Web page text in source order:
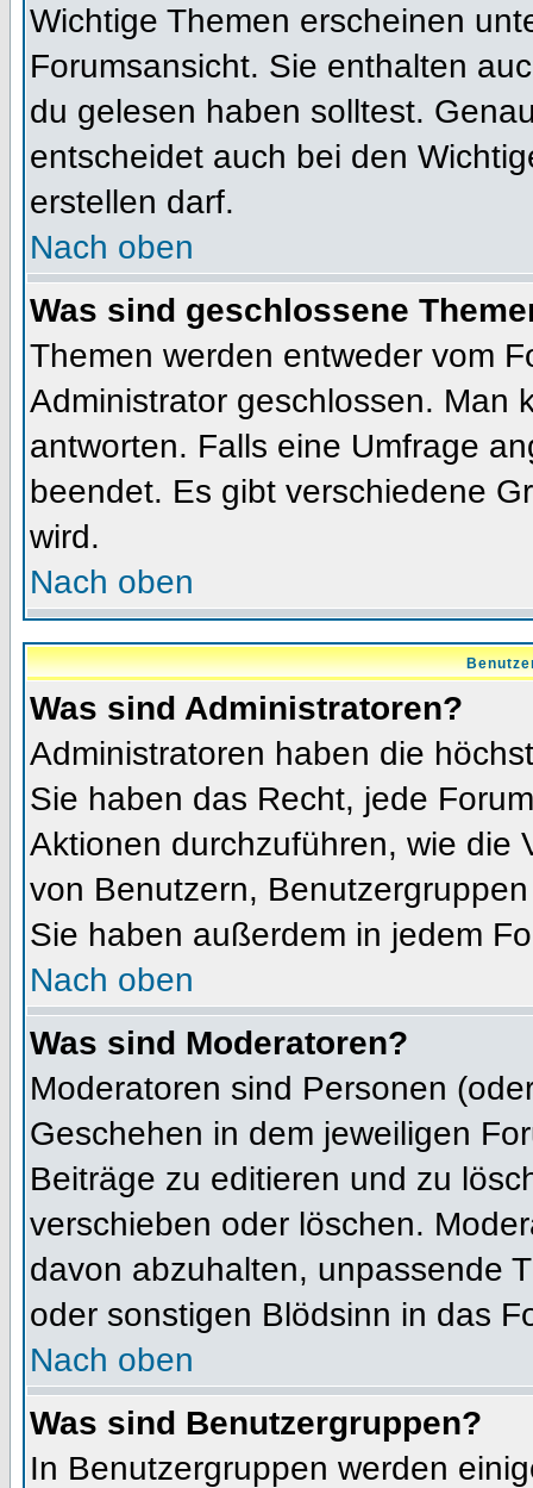
Wichtige Themen erscheinen
Forumsansicht. Sie enthalten
du gelesen haben solltest.
entscheidet auch bei den
erstellen darf.
Nach oben
Was sind geschlossene
Themen werden entweder vom
Administrator geschlossen. Man
antworten. Falls eine Umfrage
beendet. Es gibt verschiedene
wird.
Nach oben
Was sind Administratoren?
Administratoren haben die
Sie haben das Recht, jede
Aktionen durchzuführen, wie die
von Benutzern,
Sie haben außerdem in jedem
Nach oben
Was sind Moderatoren?
Moderatoren sind Personen
Geschehen in dem jeweiligen
Beiträge zu editieren und zu
verschieben oder löschen.
davon abzuhalten, unpassende
oder sonstigen Blödsinn in das
Nach oben
Was sind Benutzergruppen?
In Benutzergruppen werden